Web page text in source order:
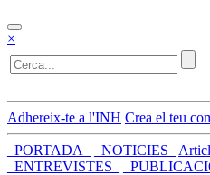
×
Adhereix-te a l'INH Crea el teu
_PORTADA_ _NOTICIES_
_ENTREVISTES_